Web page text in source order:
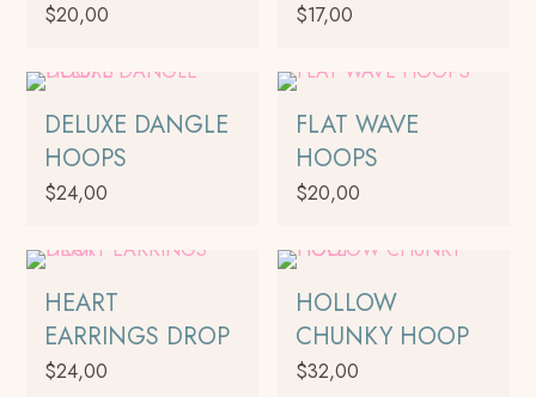
$20,00
producto
tiene
múltiples
variantes.
Las
se
pueden
elegir
$17,00
DELUXE DANGLE
HOOPS
$24,00
producto
tiene
múltiples
variantes.
Las
FLAT WAVE
HOOPS
$20,00
HEART
EARRINGS DROP
$24,00
HOLLOW
CHUNKY HOOP
$32,00